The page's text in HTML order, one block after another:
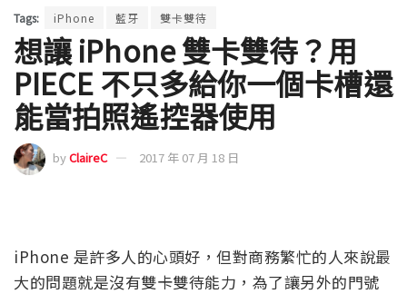
Tags: iPhone 藍牙 雙卡雙待
想讓 iPhone 雙卡雙待？用
PIECE 不只多給你一個卡槽還
能當拍照遙控器使用
byClaireC 2017 年 07 月 18 日
iPhone 是許多人的心頭好，但對商務繁忙的人來說最
大的問題就是沒有雙卡雙待能力，為了讓另外的門號